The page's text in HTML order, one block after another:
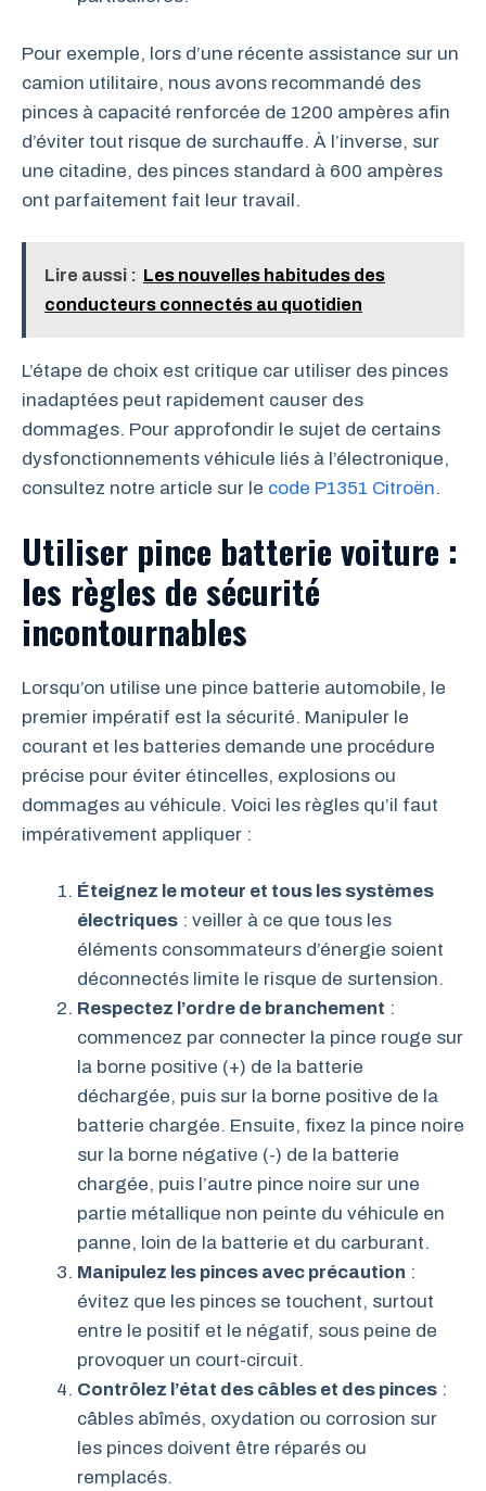
Pour exemple, lors d’une récente assistance sur un
camion utilitaire, nous avons recommandé des
pinces à capacité renforcée de 1200 ampères afin
d’éviter tout risque de surchauffe. À l’inverse, sur
une citadine, des pinces standard à 600 ampères
ont parfaitement fait leur travail.
Lire aussi : Les nouvelles habitudes des
conducteurs connectés au quotidien
L’étape de choix est critique car utiliser des pinces
inadaptées peut rapidement causer des
dommages. Pour approfondir le sujet de certains
dysfonctionnements véhicule liés à l’électronique,
consultez notre article sur le code P1351 Citroën.
Utiliser pince batterie voiture :
les règles de sécurité
incontournables
Lorsqu’on utilise une pince batterie automobile, le
premier impératif est la sécurité. Manipuler le
courant et les batteries demande une procédure
précise pour éviter étincelles, explosions ou
dommages au véhicule. Voici les règles qu’il faut
impérativement appliquer :
Éteignez le moteur et tous les systèmes
électriques : veiller à ce que tous les
éléments consommateurs d’énergie soient
déconnectés limite le risque de surtension.
Respectez l’ordre de branchement :
commencez par connecter la pince rouge sur
la borne positive (+) de la batterie
déchargée, puis sur la borne positive de la
batterie chargée. Ensuite, fixez la pince noire
sur la borne négative (-) de la batterie
chargée, puis l’autre pince noire sur une
partie métallique non peinte du véhicule en
panne, loin de la batterie et du carburant.
Manipulez les pinces avec précaution :
évitez que les pinces se touchent, surtout
entre le positif et le négatif, sous peine de
provoquer un court-circuit.
Contrôlez l’état des câbles et des pinces :
câbles abîmés, oxydation ou corrosion sur
les pinces doivent être réparés ou
remplacés.